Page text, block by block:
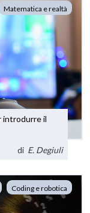
Matematica e realtà
introdurre il
di E. Degiuli
Coding e robotica